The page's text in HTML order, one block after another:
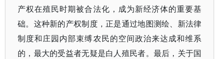
产权在殖民时期被合法化，成为新经济体的重要基
础。这种新的产权制度，正是通过地图测绘、新法律
制度和庄园内部束缚农民的空间政治来达成和维系
的，最大的受益者无疑是白人殖民者。最后，关于国